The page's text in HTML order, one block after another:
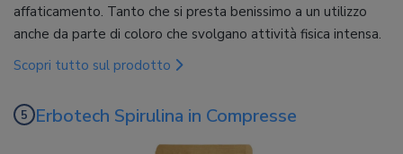
affaticamento. Tanto che si presta benissimo a un utilizzo
anche da parte di coloro che svolgano attività fisica intensa.
Scopri tutto sul prodotto
Erbotech Spirulina in Compresse